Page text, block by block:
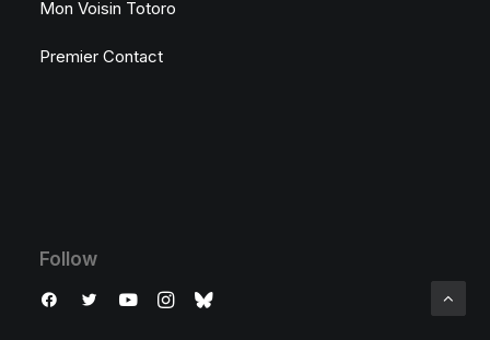
Mon Voisin Totoro
Premier Contact
Follow